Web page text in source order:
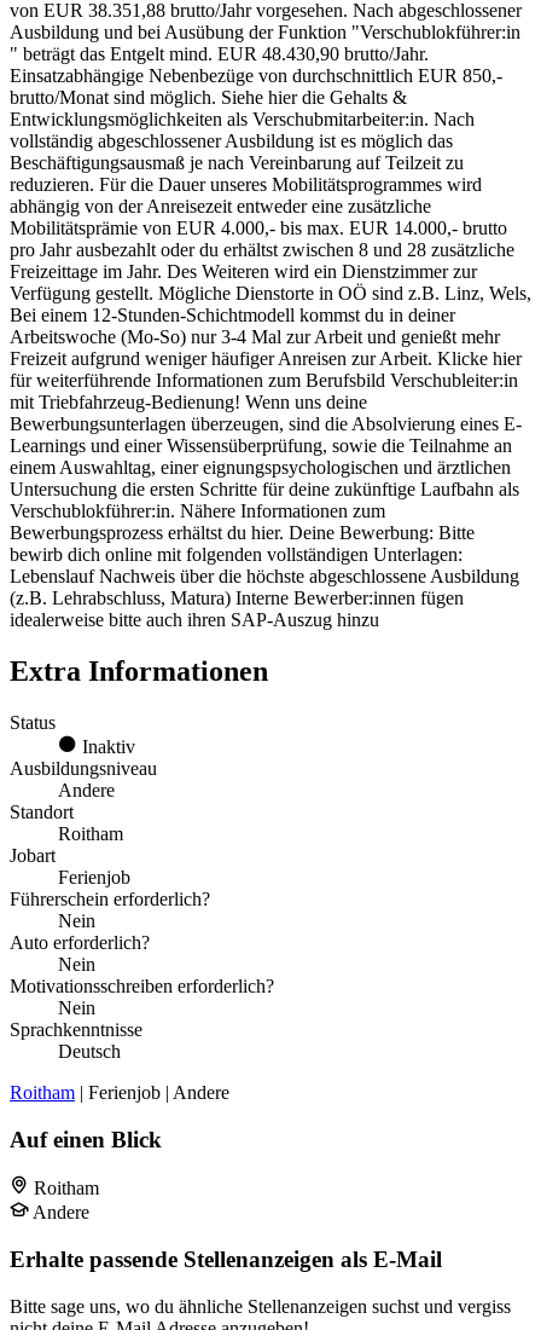
von EUR 38.351,88 brutto/Jahr vorgesehen. Nach abgeschlossener
Ausbildung und bei Ausübung der Funktion "Verschublokführer:in
" beträgt das Entgelt mind. EUR 48.430,90 brutto/Jahr.
Einsatzabhängige Nebenbezüge von durchschnittlich EUR 850,-
brutto/Monat sind möglich. Siehe hier die Gehalts &
Entwicklungsmöglichkeiten als Verschubmitarbeiter:in. Nach
vollständig abgeschlossener Ausbildung ist es möglich das
Beschäftigungsausmaß je nach Vereinbarung auf Teilzeit zu
reduzieren. Für die Dauer unseres Mobilitätsprogrammes wird
abhängig von der Anreisezeit entweder eine zusätzliche
Mobilitätsprämie von EUR 4.000,- bis max. EUR 14.000,- brutto
pro Jahr ausbezahlt oder du erhältst zwischen 8 und 28 zusätzliche
Freizeittage im Jahr. Des Weiteren wird ein Dienstzimmer zur
Verfügung gestellt. Mögliche Dienstorte in OÖ sind z.B. Linz, Wels,
Bei einem 12-Stunden-Schichtmodell kommst du in deiner
Arbeitswoche (Mo-So) nur 3-4 Mal zur Arbeit und genießt mehr
Freizeit aufgrund weniger häufiger Anreisen zur Arbeit. Klicke hier
für weiterführende Informationen zum Berufsbild Verschubleiter:in
mit Triebfahrzeug-Bedienung! Wenn uns deine
Bewerbungsunterlagen überzeugen, sind die Absolvierung eines E-
Learnings und einer Wissensüberprüfung, sowie die Teilnahme an
einem Auswahltag, einer eignungspsychologischen und ärztlichen
Untersuchung die ersten Schritte für deine zukünftige Laufbahn als
Verschublokführer:in. Nähere Informationen zum
Bewerbungsprozess erhältst du hier. Deine Bewerbung: Bitte
bewirb dich online mit folgenden vollständigen Unterlagen:
Lebenslauf Nachweis über die höchste abgeschlossene Ausbildung
(z.B. Lehrabschluss, Matura) Interne Bewerber:innen fügen
idealerweise bitte auch ihren SAP-Auszug hinzu
Extra Informationen
Status
Inaktiv
Ausbildungsniveau
Andere
Standort
Roitham
Jobart
Ferienjob
Führerschein erforderlich?
Nein
Auto erforderlich?
Nein
Motivationsschreiben erforderlich?
Nein
Sprachkenntnisse
Deutsch
Roitham | Ferienjob | Andere
Auf einen Blick
Roitham
Andere
Erhalte passende Stellenanzeigen als E-Mail
Bitte sage uns, wo du ähnliche Stellenanzeigen suchst und vergiss